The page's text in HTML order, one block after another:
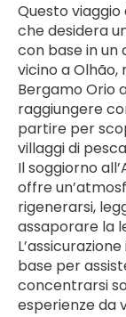
Questo
che desidera
con base in
vicino a Olhão,
Bergamo Orio
raggiungere
partire per
villaggi di
Il soggiorno
offre
rigenerarsi,
assaporare la
base per
concentrarsi
esperienze da